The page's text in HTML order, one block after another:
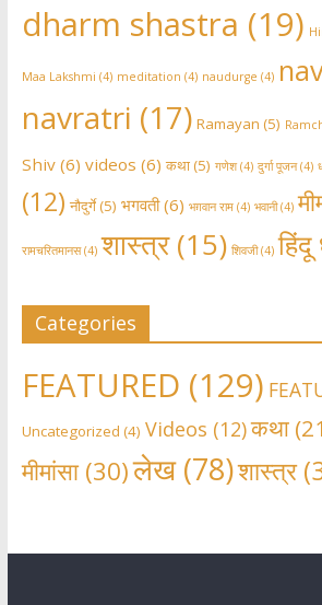
dharm shastra (19)
Maa Lakshmi (4) meditation (4) naudurge (4)
navratri (17) Ramayan (5)
Shiv(6) videos (6) कथा(5) गणेश(4) दुर्गा पूजन(4)
(12) नौदुर्गे(5) भगवती(6) भग़वान राम(4) भवानी(4)
रामचरितमानस(4) शास्त्र(15) शिवजी(4) हिंदू
Categories
FEATURED (129)
Uncategorized (4) Videos (12)कथा
मीमांसा(30)लेख(78)शास्त्र